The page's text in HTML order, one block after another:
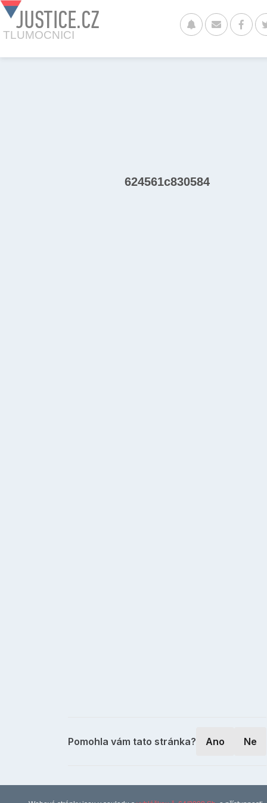
JUSTICE.CZ
TLUMOCNICI
624561c830584
Pomohla vám tato stránka? Ano Ne